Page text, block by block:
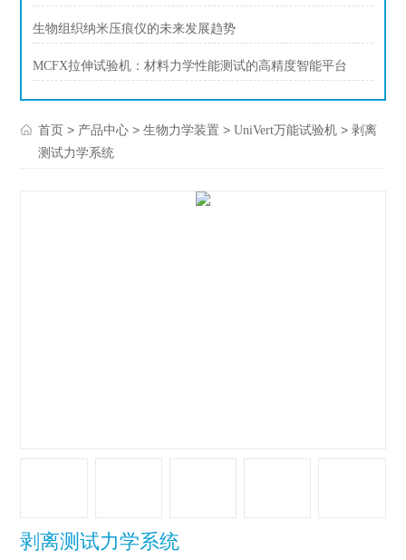
生物组织纳米压痕仪的未来发展趋势
MCFX拉伸试验机：材料力学性能测试的高精度智能平台
首页 > 产品中心 >生物力学装置 >UniVert万能试验机 > 剥离
测试力学系统
剥离测试力学系统